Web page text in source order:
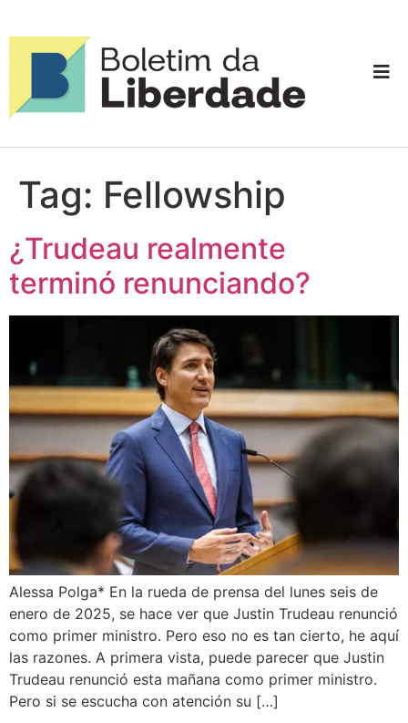
Tag: Fellowship
¿Trudeau realmente
terminó renunciando?
Alessa Polga* En la rueda de prensa del lunes seis de
enero de 2025, se hace ver que Justin Trudeau renunció
como primer ministro. Pero eso no es tan cierto, he aquí
las razones. A primera vista, puede parecer que Justin
Trudeau renunció esta mañana como primer ministro.
Pero si se escucha con atención su […]